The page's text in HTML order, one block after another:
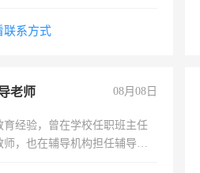
系方式
老师 08月08日
育经验，曾在学校任职班主任
师，也在辅导机构担任辅导教